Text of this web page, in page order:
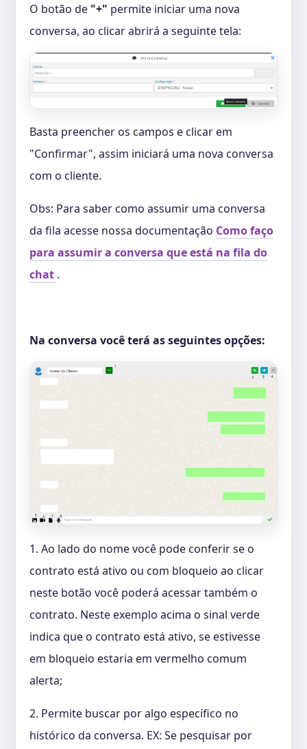
O botão de "+" permite iniciar uma nova
conversa, ao clicar abrirá a seguinte tela:
Basta preencher os campos e clicar em
"Confirmar", assim iniciará uma nova conversa
com o cliente.
Obs: Para saber como assumir uma conversa
da fila acesse nossa documentação Como faço
para assumir a conversa que está na fila do
chat .
Na conversa você terá as seguintes opções:
1. Ao lado do nome você pode conferir se o
contrato está ativo ou com bloqueio ao clicar
neste botão você poderá acessar também o
contrato. Neste exemplo acima o sinal verde
indica que o contrato está ativo, se estivesse
em bloqueio estaria em vermelho comum
alerta;
2. Permite buscar por algo específico no
histórico da conversa. EX: Se pesquisar por